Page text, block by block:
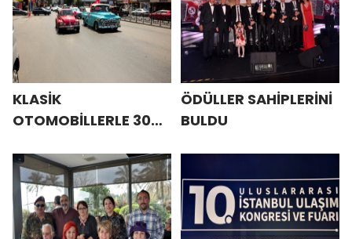
KLASİK
OTOMOBİLLERLE 30
ÖDÜLLER SAHİPLERİNİ
BULDU